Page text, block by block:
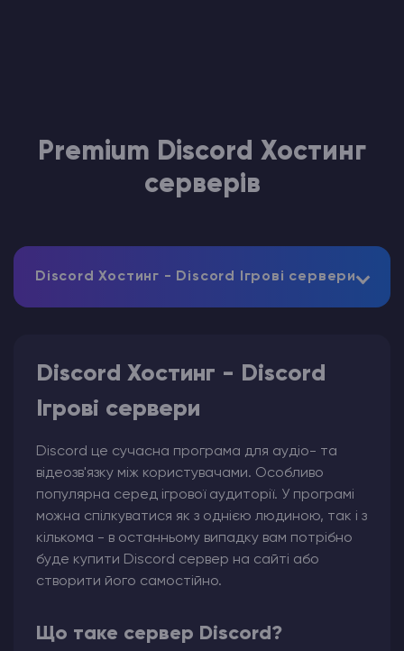
Premium Discord Хостинг
серверів
Discord Хостинг - Discord Ігрові сервери
Discord Хостинг - Discord
Ігрові сервери
Discord це сучасна програма для аудіо- та
відеозв'язку між користувачами. Особливо
популярна серед ігрової аудиторії. У програмі
можна спілкуватися як з однією людиною, так і з
кількома - в останньому випадку вам потрібно
буде купити Discord сервер на сайті або
створити його самостійно.
Що таке сервер Discord?